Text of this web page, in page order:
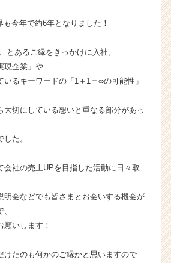
ら
ス
ウ
ト
が
く
サ
ト
ア
キ
リ
（C
今年で約6年となりました！
とあるご縁をきっかけに入社。
現企業」や
るキーワードの「1＋1＝∞の可能性」
大切にしている想いと重なる部分があっ
た。
会社の売上UPを目指した活動に日々取
明会などでも皆さまとお会いする機会が
願いします！
けたのも何かのご縁かと思いますので